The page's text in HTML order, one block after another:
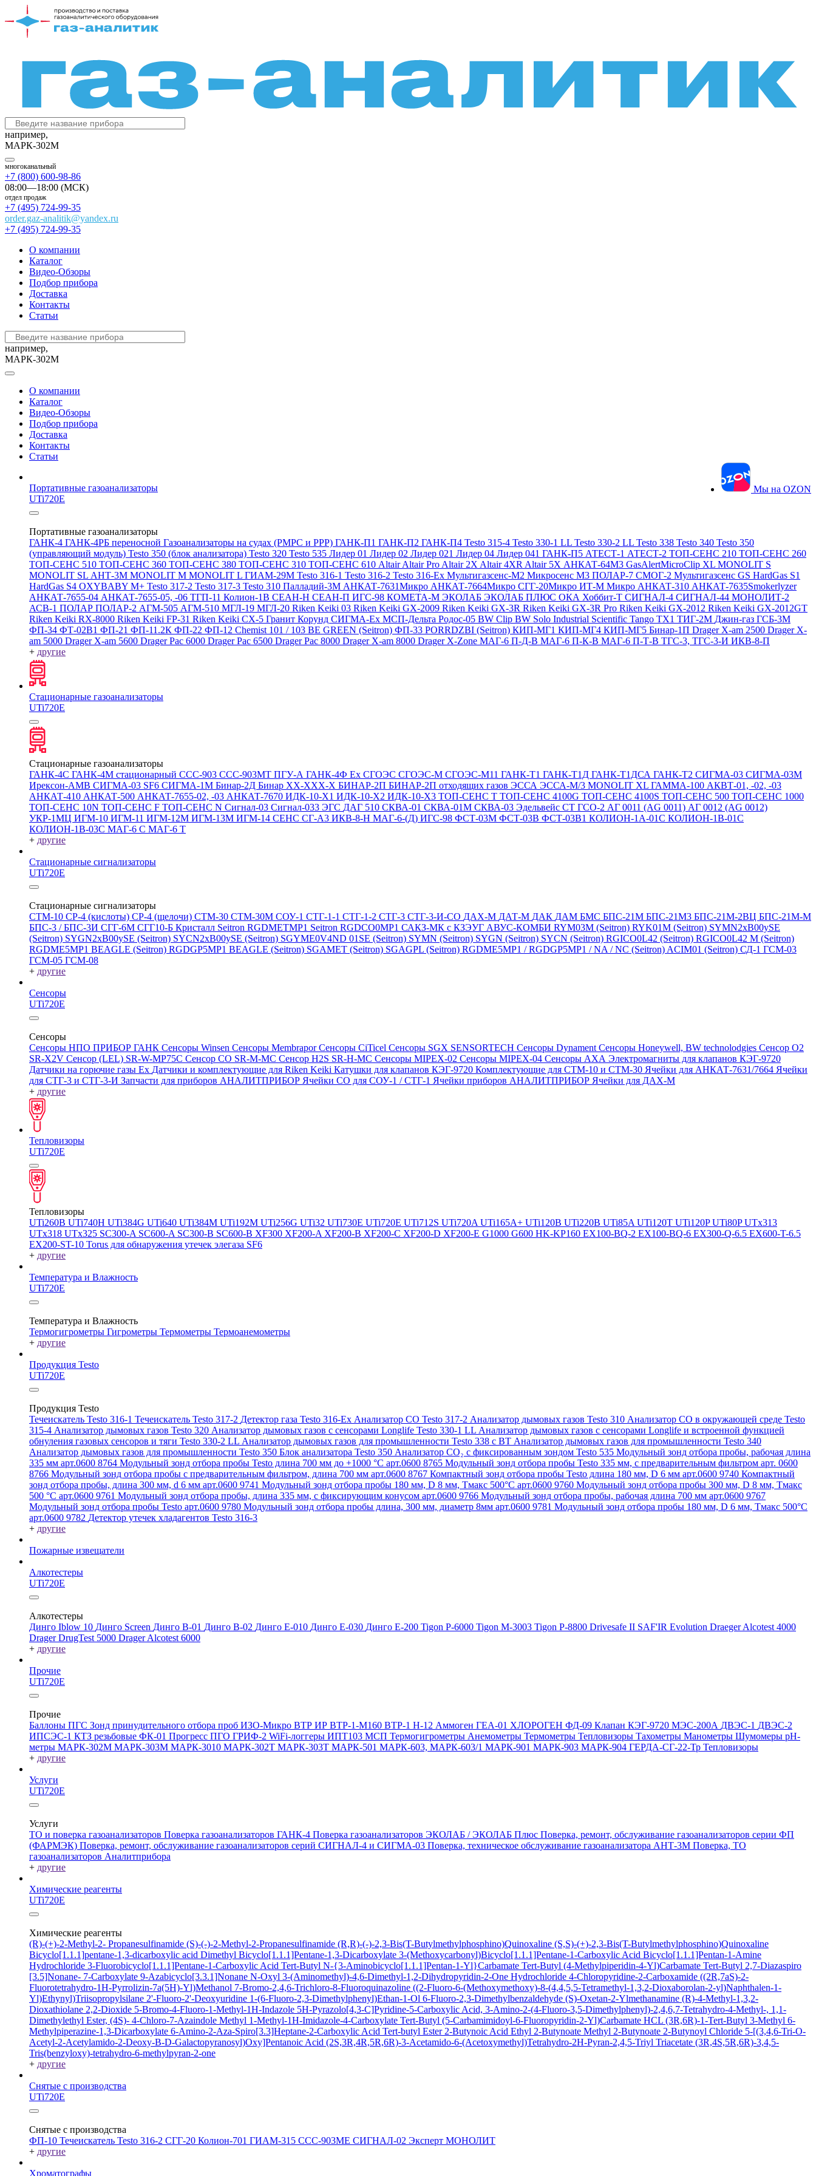
например,
МАРК-302М
многоканальный
+7 (800) 600-98-86
08:00—18:00 (МСК)
отдел продаж
+7 (495) 724-99-35
order.gaz-analitik@yandex.ru
+7 (495) 724-99-35
О компании
Каталог
Видео-Обзоры
Подбор прибора
Доставка
Контакты
Статьи
например,
МАРК-302М
О компании
Каталог
Видео-Обзоры
Подбор прибора
Доставка
Контакты
Статьи
Мы на OZON
Портативные газоанализаторы
UTi720E
Портативные газоанализаторы
ГАНК-4 ГАНК-4РБ переносной Газоанализаторы на судах (РМРС и РРР) ГАНК-П1 ГАНК-П2 ГАНК-П4 Testo 315-4 Testo 330-1 LL Testo 330-2 LL Testo 338 Testo 340 Testo 350
(управляющий модуль) Testo 350 (блок анализатора) Testo 320 Testo 535 Лидер 01 Лидер 02 Лидер 021 Лидер 04 Лидер 041 ГАНК-П5 АТЕСТ-1 АТЕСТ-2 ТОП-СЕНС 210 ТОП-СЕНС 260
ТОП-СЕНС 510 ТОП-СЕНС 360 ТОП-СЕНС 380 ТОП-СЕНС 310 ТОП-СЕНС 610 AltairAltair Pro Altair 2X Altair 4XR Altair 5X АНКАТ-64М3 GasAlertMicroClip XL MONOLIT S
MONOLIT SL АНТ-3М MONOLIT M MONOLIT L ГИАМ-29М Testo 316-1 Testo 316-2 Testo 316-Ex Мультигазсенс-М2 Микросенс М3 ПОЛАР-7 СМОГ-2 Мультигазсенс GS HardGas S1
HardGas S4 OXYBABY M+ Testo 317-2 Testo 317-3 Testo 310 Палладий-3М АНКАТ-7631Микро АНКАТ-7664Микро СГГ-20Микро ИТ-М Микро АНКАТ-310 АНКАТ-7635Smokerlyzer
АНКАТ-7655-04 АНКАТ-7655-05, -06 ТГП-11 Колион-1В СЕАН-Н СЕАН-П ИГС-98 КОМЕТА-М ЭКОЛАБ ЭКОЛАБ ПЛЮС ОКА Хоббит-Т СИГНАЛ-4 СИГНАЛ-44 МОНОЛИТ-2
АСВ-1 ПОЛАР ПОЛАР-2 АГМ-505 АГМ-510 МГЛ-19 МГЛ-20 Riken Keiki 03 Riken Keiki GX-2009 Riken Keiki GX-3R Riken Keiki GX-3R Pro Riken Keiki GX-2012 Riken Keiki GX-2012GT
Riken Keiki RX-8000 Riken Keiki FP-31 Riken Keiki CX-5 Гранит Корунд СИГМА-Ех МСП-Дельта Родос-05 BW Clip BW Solo Industrial Scientific Tango TX1 ТИГ-2М Джин-газ ГСБ-3М
ФП-34 ФТ-02В1 ФП-21 ФП-11.2К ФП-22 ФП-12 Chemist 101 / 103 BE GREEN (Seitron) ФП-33 PORRDZBI (Seitron) КИП-МГ1 КИП-МГ4 КИП-МГ5 Бинар-1П Drager X-am 2500 Drager X-
am 5000 Drager X-am 5600 Drager Pac 6000 Drager Pac 6500 Drager Pac 8000 Drager X-am 8000 Drager X-Zone МАГ-6 П-Д-В МАГ-6 П-К-В МАГ-6 П-Т-В ТГС-3, ТГС-3-И ИКВ-8-П
+ другие
Стационарные газоанализаторы
UTi720E
Стационарные газоанализаторы
ГАНК-4С ГАНК-4М стационарный ССС-903 ССС-903МТ ПГУ-А ГАНК-4Ф Ex СГОЭС СГОЭС-М СГОЭС-М11 ГАНК-Т1 ГАНК-Т1Д ГАНК-Т1ДСА ГАНК-Т2 СИГМА-03 СИГМА-03М
Ирексон-АМВ СИГМА-03 SF6 СИГМА-1М Бинар-2Д Бинар ХХ-ХХХ-Х БИНАР-2П БИНАР-2П отходящих газов ЭССА ЭССА-М/3 MONOLIT XL ГАММА-100 АКВТ-01, -02, -03
АНКАТ-410 АНКАТ-500 АНКАТ-7655-02, -03 АНКАТ-7670 ИДК-10-Х1 ИДК-10-Х2 ИДК-10-Х3 ТОП-СЕНС Т ТОП-СЕНС 4100G ТОП-СЕНС 4100S ТОП-СЕНС 500 ТОП-СЕНС 1000
ТОП-СЕНС 10N ТОП-СЕНС F ТОП-СЕНС N Сигнал-03 Сигнал-033 ЭГС ДАГ 510 СКВА-01 СКВА-01М СКВА-03 Эдельвейс СТ ГСО-2 АГ 0011 (AG 0011) АГ 0012 (AG 0012)
УКР-1МЦ ИГМ-10 ИГМ-11 ИГМ-12М ИГМ-13М ИГМ-14 СЕНС СГ-А3 ИКВ-8-Н МАГ-6-(Д) ИГС-98 ФСТ-03М ФСТ-03В ФСТ-03В1 КОЛИОН-1А-01С КОЛИОН-1В-01С
КОЛИОН-1В-03С МАГ-6 С МАГ-6 Т
+ другие
Стационарные сигнализаторы
UTi720E
Стационарные сигнализаторы
СТМ-10 СР-4 (кислоты) СР-4 (щелочи) СТМ-30 СТМ-30М СОУ-1 СТГ-1-1 СТГ-1-2 СТГ-3 СТГ-3-И-CO ДАХ-М ДАТ-М ДАК ДАМ БМС БПС-21М БПС-21М3 БПС-21М-2ВЦ БПС-21М-М
БПС-3 / БПС-3И СГГ-6М СГГ10-Б Кристалл Seitron RGDMETMP1 Seitron RGDCO0MP1 САКЗ-МК с КЗЭУГ АВУС-КОМБИ RYM03M (Seitron) RYK01M (Seitron) SYMN2хB00ySE
(Seitron) SYGN2xB00ySE (Seitron) SYCN2xB00ySE (Seitron) SGYME0V4ND 01SE (Seitron) SYMN (Seitron) SYGN (Seitron) SYCN (Seitron) RGICO0L42 (Seitron) RGICO0L42 M (Seitron)
RGDME5MP1 BEAGLE (Seitron) RGDGP5MP1 BEAGLE (Seitron) SGAMET (Seitron) SGAGPL (Seitron) RGDME5MP1 / RGDGP5MP1 / NA / NC (Seitron) ACIM01 (Seitron) СД-1 ГСМ-03
ГСМ-05 ГСМ-08
+ другие
Сенсоры
UTi720E
Сенсоры
Сенсоры НПО ПРИБОР ГАНК Сенсоры Winsen Сенсоры MembraporСенсоры CiTicel Сенсоры SGX SENSORTECH Сенсоры Dynament Сенсоры Honeywell, BW technolodgies Сенсор O2
SR-X2V Сенсор (LEL) SR-W-MP75C Сенсор CO SR-M-MC Сенсор H2S SR-H-MC Сенсоры MIPEX-02 Сенсоры MIPEX-04 Сенсоры АХА Электромагниты для клапанов КЭГ-9720
Датчики на горючие газы Ex Датчики и комплектующие для Riken Keiki Катушки для клапанов КЭГ-9720 Комплектующие для СТМ-10 и СТМ-30 Ячейки для АНКАТ-7631/7664 Ячейки
для СТГ-3 и СТГ-3-И Запчасти для приборов АНАЛИТПРИБОР Ячейки CO для СОУ-1 / СТГ-1 Ячейки приборов АНАЛИТПРИБОР Ячейки для ДАХ-М
+ другие
Тепловизоры
UTi720E
Тепловизоры
UTi260В UTi740H UTi384G UTi640 UTi384M UTi192M UTi256G UTi32 UTi730E UTi720E UTi712S UTi720A UTi165A+ UTi120B UTi220B UTi85A UTi120T UTi120PUTi80PUTx313
UTx318 UTx325 SC300-A SC600-A SC300-B SC600-B XF300 XF200-A XF200-B XF200-C XF200-D XF200-E G1000 G600 HK-KP160 EX100-BQ-2 EX100-BQ-6 EX300-Q-6.5 EX600-T-6.5
EX200-ST-10 Torus для обнаружения утечек элегаза SF6
+ другие
Температура и Влажность
UTi720E
Температура и Влажность
Термогигрометры Гигрометры Термометры Термоанемометры
+ другие
Продукция Testo
UTi720E
Продукция Testo
Течеискатель Testo 316-1 Течеискатель Testo 317-2 Детектор газа Testo 316-Ex Анализатор CO Testo 317-2 Анализатор дымовых газов Testo 310 Анализатор CO в окружающей среде Testo
315-4 Анализатор дымовых газов Testo 320 Анализатор дымовых газов с сенсорами Longlife Testo 330-1 LL Анализатор дымовых газов с сенсорами Longlife и встроенной функцией
обнуления газовых сенсоров и тяги Testo 330-2 LL Анализатор дымовых газов для промышленности Testo 338 с BT Анализатор дымовых газов для промышленности Testo 340
Анализатор дымовых газов для промышленности Testo 350 Блок анализатора Testo 350 Анализатор СО₂ с фиксированным зондом Testo 535 Модульный зонд отбора пробы, рабочая длина
335 мм арт.0600 8764 Модульный зонд отбора пробы Testo длина 700 мм до +1000 °С арт.0600 8765 Модульный зонд отбора пробы Testo 335 мм, с предварительным фильтром арт. 0600
8766 Модульный зонд отбора пробы с предварительным фильтром, длина 700 мм арт.0600 8767 Компактный зонд отбора пробы Testo длина 180 мм, D 6 мм арт.0600 9740 Компактный
зонд отбора пробы, длина 300 мм, d 6 мм арт.0600 9741 Модульный зонд отбора пробы 180 мм, D 8 мм, Tмакс 500°С арт.0600 9760 Модульный зонд отбора пробы 300 мм, D 8 мм, Tмакс
500 °C арт.0600 9761 Модульный зонд отбора пробы, длина 335 мм, с фиксирующим конусом арт.0600 9766 Модульный зонд отбора пробы, рабочая длина 700 мм арт.0600 9767
Модульный зонд отбора пробы Testo арт.0600 9780 Модульный зонд отбора пробы длина, 300 мм, диаметр 8мм арт.0600 9781 Модульный зонд отбора пробы 180 мм, D 6 мм, Tмакс 500°С
арт.0600 9782 Детектор утечек хладагентов Testo 316-3
+ другие
Пожарные извещатели
Алкотестеры
UTi720E
Алкотестеры
Динго Iblow 10 Динго Screen Динго В-01 Динго В-02 Динго Е-010 Динго Е-030 Динго Е-200 Tigon P-6000 Tigon M-3003 Tigon P-8800 Drivesafe II SAF'IR Evolution Draeger Alcotest 4000
Drager DrugTest 5000 Drager Alcotest 6000
+ другие
Прочие
UTi720E
Прочие
Баллоны ПГС Зонд принудительного отбора проб ИЗО-Микро ВТР ИР ВТР-1-М160 ВТР-1 Н-12 Аммоген ГЕА-01 ХЛОРОГЕН ФД-09 Клапан КЭГ-9720 МЭС-200А ДВЭС-1 ДВЭС-2
ИПСЭС-1 КТЗ резьбовые ФК-01 Прогресс ПГО ГРИФ-2 WiFi-логгеры ИПТ103 МСП Термогигрометры Анемометры Термометры Тепловизоры Тахометры Манометры Шумомеры pH-
метры МАРК-302М МАРК-303М МАРК-3010 МАРК-302Т МАРК-303Т МАРК-501 МАРК-603, МАРК-603/1 МАРК-901 МАРК-903 МАРК-904 ГЕРДА-СГ-22-Тр Тепловизоры
+ другие
Услуги
UTi720E
Услуги
ТО и поверка газоанализаторов Поверка газоанализаторов ГАНК-4 Поверка газоанализаторов ЭКОЛАБ / ЭКОЛАБ Плюс Поверка, ремонт, обслуживание газоанализаторов серии ФП
(ФАРМЭК) Поверка, ремонт, обслуживание газоанализаторов серий СИГНАЛ-4 и СИГМА-03 Поверка, техническое обслуживание газоанализатора АНТ-3М Поверка, ТО
газоанализаторов Аналитприбора
+ другие
Химические реагенты
UTi720E
Химические реагенты
(R)-(+)-2-Methyl-2- Propanesulfinamide (S)-(-)-2-Methyl-2-Propanesulfinamide (R,R)-(-)-2,3-Bis(T-Butylmethylphosphino)Quinoxaline (S,S)-(+)-2,3-Bis(T-Butylmethylphosphino)Quinoxaline
Bicyclo[1.1.1]pentane-1,3-dicarboxylic acid Dimethyl Bicyclo[1.1.1]Pentane-1,3-Dicarboxylate 3-(Methoxycarbonyl)Bicyclo[1.1.1]Pentane-1-Carboxylic Acid Bicyclo[1.1.1]Pentan-1-Amine
Hydrochloride 3-Fluorobicyclo[1.1.1]Pentane-1-Carboxylic Acid Tert-Butyl N-{3-Aminobicyclo[1.1.1]Pentan-1-Yl}Carbamate Tert-Butyl (4-Methylpiperidin-4-Yl)Carbamate Tert-Butyl 2,7-Diazaspiro
[3.5]Nonane- 7-Carboxylate 9-Azabicyclo[3.3.1]Nonane N-Oxyl 3-(Aminomethyl)-4,6-Dimethyl-1,2-Dihydropyridin-2-One Hydrochloride 4-Chloropyridine-2-Carboxamide ((2R,7aS)-2-
Fluorotetrahydro-1H-Pyrrolizin-7a(5H)-Yl)Methanol 7-Bromo-2,4,6-Trichloro-8-Fluoroquinazoline ((2-Fluoro-6-(Methoxymethoxy)-8-(4,4,5,5-Tetramethyl-1,3,2-Dioxaborolan-2-yl)Naphthalen-1-
Yl)Ethynyl)Triisopropylsilane 2'-Fluoro-2'-Deoxyuridine 1-(6-Fluoro-2,3-Dimethylphenyl)Ethan-1-Ol 6-Fluoro-2,3-Dimethylbenzaldehyde (S)-Oxetan-2-Ylmethanamine (R)-4-Methyl-1,3,2-
Dioxathiolane 2,2-Dioxide 5-Bromo-4-Fluoro-1-Methyl-1H-Indazole 5H-Pyrazolo[4,3-C]Pyridine-5-Carboxylic Acid, 3-Amino-2-(4-Fluoro-3,5-Dimethylphenyl)-2,4,6,7-Tetrahydro-4-Methyl-, 1,1-
Dimethylethyl Ester, (4S)- 4-Chloro-7-Azaindole Methyl 1-Methyl-1H-Imidazole-4-Carboxylate Tert-Butyl (5-Carbamimidoyl-6-Fluoropyridin-2-Yl)Carbamate HCL (3R,6R)-1-Tert-Butyl 3-Methyl 6-
Methylpiperazine-1,3-Dicarboxylate 6-Amino-2-Aza-Spiro[3.3]Heptane-2-Carboxylic Acid Tert-butyl Ester 2-Butynoic Acid Ethyl 2-Butynoate Methyl 2-Butynoate 2-Butynoyl Chloride 5-[(3,4,6-Tri-O-
Acetyl-2-Acetylamido-2-Deoxy-B-D-Galactopyranosyl)Oxy]Pentanoic Acid (2S,3R,4R,5R,6R)-3-Acetamido-6-(Acetoxymethyl)Tetrahydro-2H-Pyran-2,4,5-Triyl Triacetate (3R,4S,5R,6R)-3,4,5-
Tris(benzyloxy)-tetrahydro-6-methylpyran-2-one
+ другие
Снятые с производства
UTi720E
Снятые с производства
ФП-10 Течеискатель Testo 316-2 СГГ-20 Колион-701 ГИАМ-315 ССС-903МЕ СИГНАЛ-02 Эксперт МОНОЛИТ
+ другие
Хроматографы